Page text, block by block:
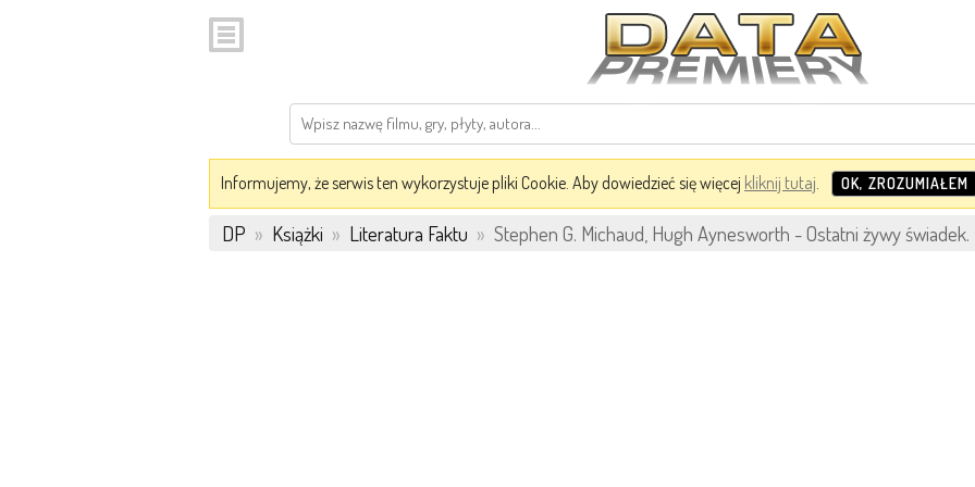
Informujemy, że serwis ten wykorzystuje pliki Cookie. Aby dowiedzieć się więcej kliknij tutaj. OK, ZROZUMIAŁEM
DP » Książki » Literatura Faktu » Stephen G. Michaud, Hugh Aynesworth - Ostatni żywy świadek.